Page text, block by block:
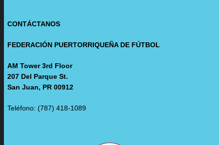
CONTÁCTANOS
FEDERACIÓN PUERTORRIQUEÑA DE FÚTBOL
AM Tower 3rd Floor
207 Del Parque St.
San Juan, PR 00912
Teléfono: (787) 418-1089